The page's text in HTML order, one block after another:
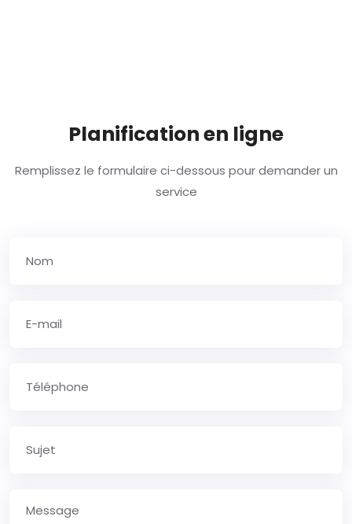
Planification en ligne
Remplissez le formulaire ci-dessous pour demander un
service